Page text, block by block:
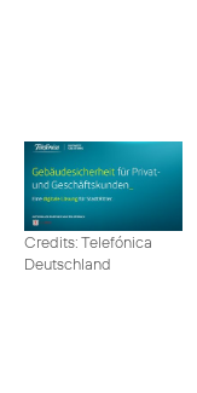
Credits: Telefónica
Deutschland